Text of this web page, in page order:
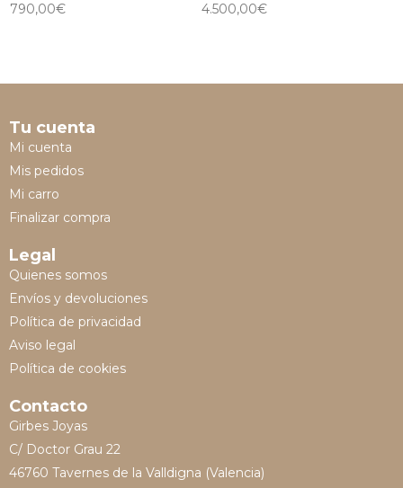
790,00€
4.500,00€
Tu cuenta
Mi cuenta
Mis pedidos
Mi carro
Finalizar compra
Legal
Quienes somos
Envíos y devoluciones
Política de privacidad
Aviso legal
Política de cookies
Contacto
Girbes Joyas
C/ Doctor Grau 22
46760 Tavernes de la Valldigna (Valencia)